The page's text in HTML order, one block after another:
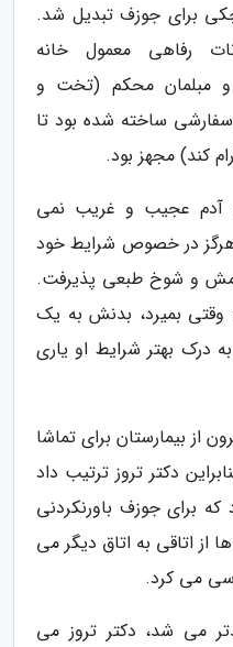
برای جوزف تبدیل شد.
رفاهی معمول خانه
و مبلمان محکم (تخت و
ساخته شده بود تا
کند) مجهز بود.
آدم عجیب و غریب نمی
هرگز در خصوص شرایط خود
و شوخ طبعی پذیرفت.
بمیرد، بدنش به یک
درک بهتر شرایط او یاری
از بیمارستان برای تماشا
دکتر تروز ترتیب داد
برای جوزف باورنکردنی
از اتاقی به اتاق دیگر می
می کرد.
می شد، دکتر تروز می